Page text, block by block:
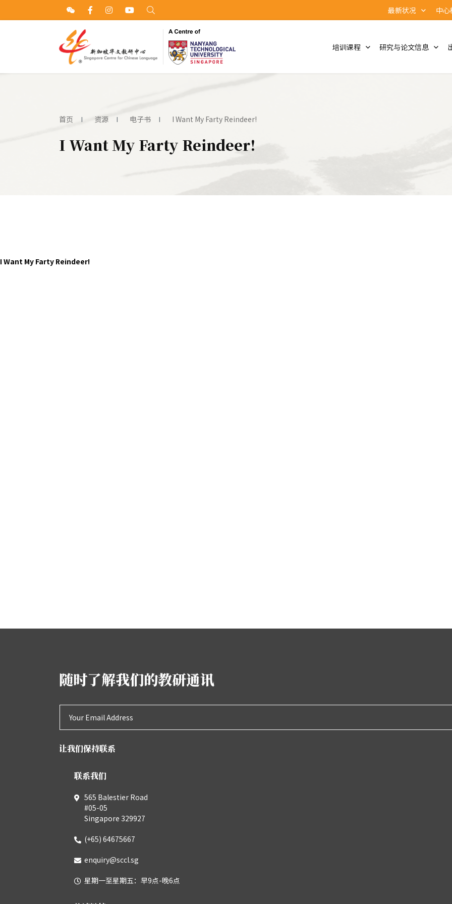
最新状况 中
培训课程 研究与论文信息
首页 资源 电子书 I Want My Farty Reindeer!
I Want My Farty Reindeer!
I Want My Farty Reindeer!
随时了解我们的教研通讯
让我们保持联系
联系我们
565 Balestier Road
#05-05
Singapore 329927
(+65) 64675667
enquiry@sccl.sg
星期一至星期五：早9点-晚6点